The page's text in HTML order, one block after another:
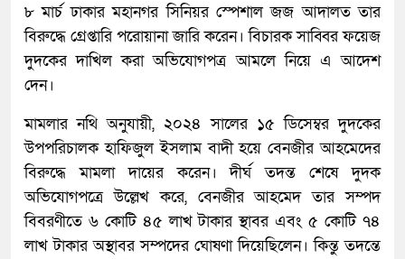
৮ মার্চ ঢাকার মহানগর সিনিয়র স্পেশাল জজ আদালত তার
বিরুদ্ধে গ্রেপ্তারি পরোয়ানা জারি করেন। বিচারক সাব্বির ফয়েজ
দুদকের দাখিল করা অভিযোগপত্র আমলে নিয়ে এ আদেশ
দেন।
মামলার নথি অনুযায়ী, ২০২৪ সালের ১৫ ডিসেম্বর দুদকের
উপপরিচালক হাফিজুল ইসলাম বাদী হয়ে বেনজীর আহমেদের
বিরুদ্ধে মামলা দায়ের করেন। দীর্ঘ তদন্ত শেষে দুদক
অভিযোগপত্রে উল্লেখ করে, বেনজীর আহমেদ তার সম্পদ
বিবরণীতে ৬ কোটি ৪৫ লাখ টাকার স্থাবর এবং ৫ কোটি ৭৪
লাখ টাকার অস্থাবর সম্পদের ঘোষণা দিয়েছিলেন। কিন্তু তদন্তে